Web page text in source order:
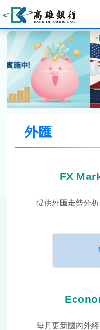
Foreign Exchange
外匯
FX
提供外匯走勢分析
每月更新國內外經